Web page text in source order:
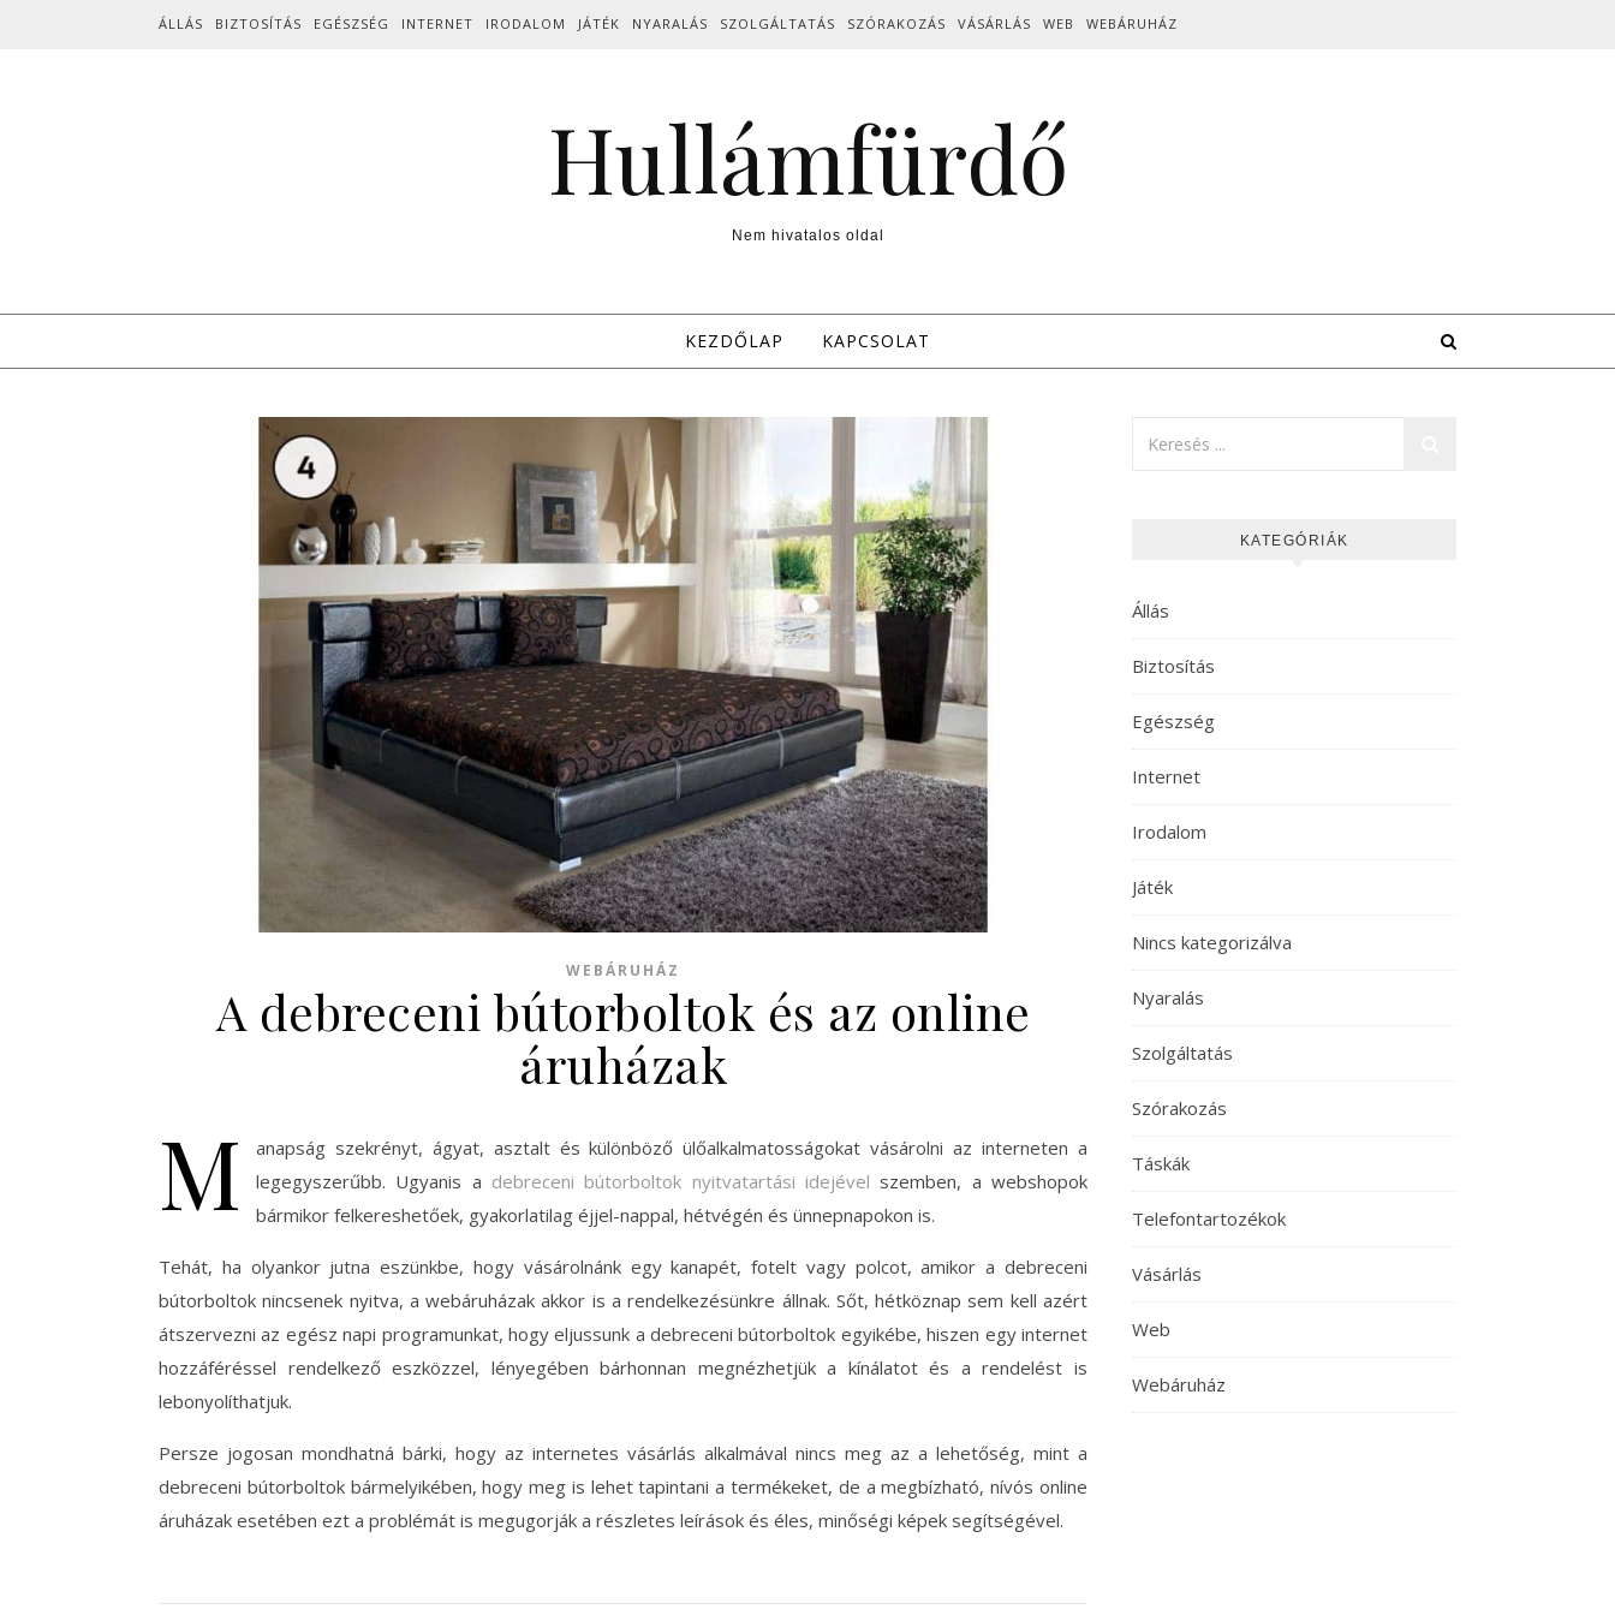
ÁLLÁS BIZTOSÍTÁS EGÉSZSÉG INTERNET IRODALOM JÁTÉK NYARALÁS SZOLGÁLTATÁS SZÓRAKOZÁS VÁSÁRLÁS WEB WEBÁRUHÁZ
Hullámfürdő
Nem hivatalos oldal
KEZDŐLAP KAPCSOLAT
WEBÁRUHÁZ
A debreceni bútorboltok és az online
áruházak
M
anapság szekrényt, ágyat, asztalt és különböző ülőalkalmatosságokat vásárolni az interneten a
legegyszerűbb. Ugyanis a debreceni bútorboltok nyitvatartási idejével szemben, a webshopok
bármikor felkereshetőek, gyakorlatilag éjjel-nappal, hétvégén és ünnepnapokon is.
Tehát, ha olyankor jutna eszünkbe, hogy vásárolnánk egy kanapét, fotelt vagy polcot, amikor a debreceni
bútorboltok nincsenek nyitva, a webáruházak akkor is a rendelkezésünkre állnak. Sőt, hétköznap sem kell azért
átszervezni az egész napi programunkat, hogy eljussunk a debreceni bútorboltok egyikébe, hiszen egy internet
hozzáféréssel rendelkező eszközzel, lényegében bárhonnan megnézhetjük a kínálatot és a rendelést is
lebonyolíthatjuk.
Persze jogosan mondhatná bárki, hogy az internetes vásárlás alkalmával nincs meg az a lehetőség, mint a
debreceni bútorboltok bármelyikében, hogy meg is lehet tapintani a termékeket, de a megbízható, nívós online
áruházak esetében ezt a problémát is megugorják a részletes leírások és éles, minőségi képek segítségével.
KATEGÓRIÁK
Állás
Biztosítás
Egészség
Internet
Irodalom
Játék
Nincs kategorizálva
Nyaralás
Szolgáltatás
Szórakozás
Táskák
Telefontartozékok
Vásárlás
Web
Webáruház